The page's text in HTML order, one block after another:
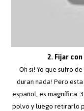
2. Fijar
Oh si! Yo que sufro
duran nada! Pero
español, es magnífica
polvo y luego retirarlo